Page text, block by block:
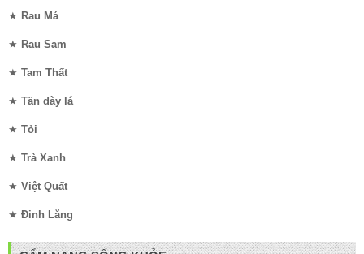
★ Rau Má
★ Rau Sam
★ Tam Thất
★ Tần dày lá
★ Tỏi
★ Trà Xanh
★ Việt Quất
★ Đinh Lăng